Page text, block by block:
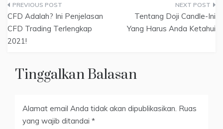
Navigasi
pos
CFD Adalah? Ini Penjelasan
CFD Trading Terlengkap
2021!
Tentang Doji Candle-Ini
Yang Harus Anda Ketahui
Tinggalkan Balasan
Alamat email Anda tidak akan dipublikasikan. Ruas
yang wajib ditandai *